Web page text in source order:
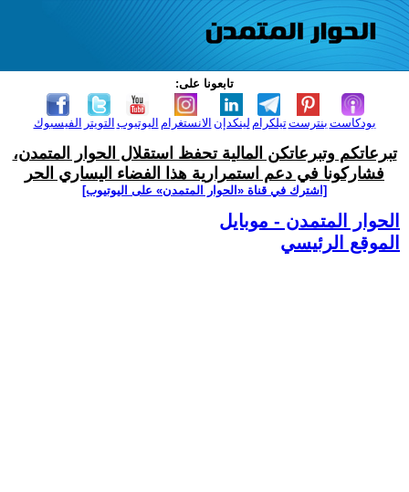
تابعونا على:
الفيسبوك التويتر اليوتيوب الانستغرام لينكدإن تيلكرامبنترست بودكاست
تبرعاتكم وتبرعاتكن المالية تحفظ استقلال الحوار المتمدن،
فشاركونا في دعم استمرارية هذا الفضاء اليساري الحر
[اشترك في قناة ‫«الحوار المتمدن» على اليوتيوب]
الحوار المتمدن - موبايل
الموقع الرئيسي